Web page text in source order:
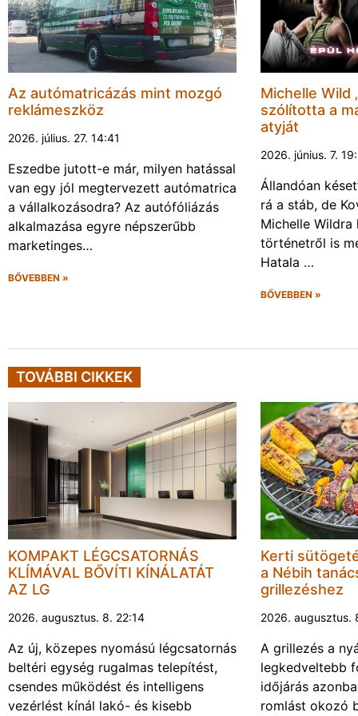
Az autómatricázás mint mozgó
reklámeszköz
2026. július. 27. 14:41
Eszedbe jutott-e már, milyen hatással
van egy jól megtervezett autómatrica
a vállalkozásodra? Az autófóliázás
alkalmazása egyre népszerűbb
marketinges…
BŐVEBBEN »
Michelle Wild
szólította a
atyját
2026. június. 7.
Állandóan
rá a stáb, de
Michelle Wildra
történetről is
Hatala …
BŐVEBBEN »
TOVÁBBI CIKKEK
KOMPAKT LÉGCSATORNÁS
KLÍMÁVAL BŐVÍTI KÍNÁLATÁT
AZ LG
2026. augusztus. 8. 22:14
Az új, közepes nyomású légcsatornás
beltéri egység rugalmas telepítést,
csendes működést és intelligens
vezérlést kínál lakó- és kisebb
Kerti
a Nébih
grillezéshez
2026. augusztus.
A grillezés a
legkedveltebb
időjárás
romlást okozó